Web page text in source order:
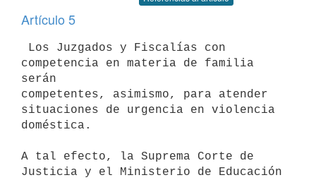
Artículo 5
competencia en materia de familia
serán
competentes, asimismo, para atender
situaciones de urgencia en violencia
doméstica.
A tal efecto, la Suprema Corte de
Justicia y el Ministerio de Educación